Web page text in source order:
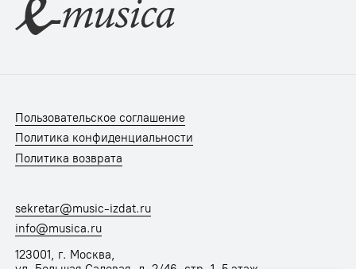
Пользовательское соглашение
Политика конфиденциальности
Политика возврата
sekretar@music-izdat.ru
info@musica.ru
123001, г. Москва,